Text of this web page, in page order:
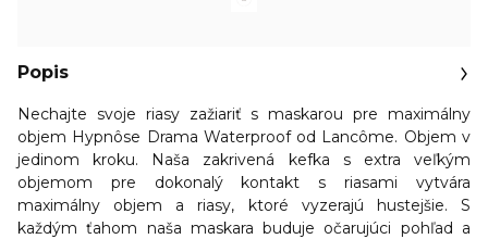
Popis
Nechajte svoje riasy zažiariť s maskarou pre maximálny
objem Hypnôse Drama Waterproof od Lancôme. Objem v
jedinom kroku. Naša zakrivená kefka s extra veľkým
objemom pre dokonalý kontakt s riasami vytvára
maximálny objem a riasy, ktoré vyzerajú hustejšie. S
každým ťahom naša maskara buduje očarujúci pohľad a